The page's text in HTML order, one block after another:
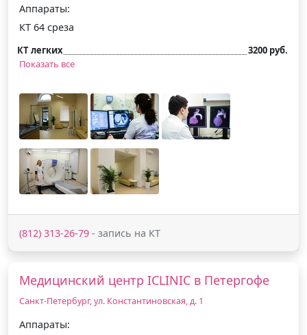
Аппараты:
КТ 64 среза
КТ легких
3200 руб.
Показать все
(812) 313-26-79 - запись на КТ
Медицинский центр ICLINIC в Петергофе
Санкт-Петербург, ул. Константиновская, д. 1
Аппараты: